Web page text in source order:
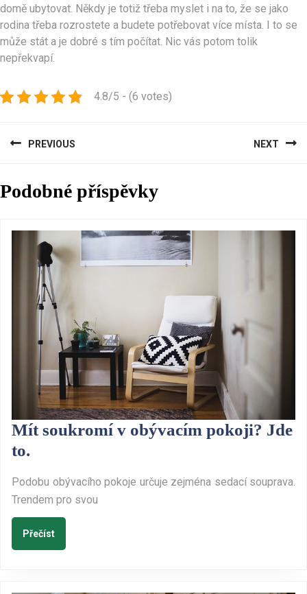
domě ubytovat. Někdy je totiž třeba myslet i na to, že se jako
rodina třeba rozrostete a budete potřebovat více místa. I to se
může stát a je dobré s tím počítat. Nic vás potom tolik
nepřekvapí.
4.8/5 - (6 votes)
příspěvek
PREVIOUS
post:
NEXT
post:
Podobné příspěvky
Mít soukromí v obývacím pokoji? Jde
to.
v
obývacím
pokoji?
Jde
Podobu obývacího pokoje určuje zejména sedací souprava.
Trendem pro svou
PřečístPřečíst